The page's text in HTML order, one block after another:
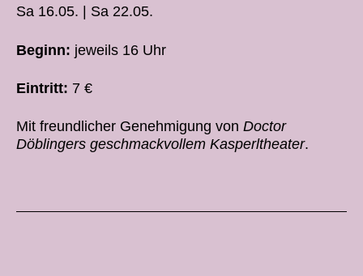
Sa 16.05. | Sa 22.05.
Beginn: jeweils 16 Uhr
Eintritt: 7 €
Mit freundlicher Genehmigung von Doctor
Döblingers geschmackvollem Kasperltheater.